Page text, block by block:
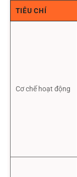
TIÊU CHÍ
Cơ chế hoạt động